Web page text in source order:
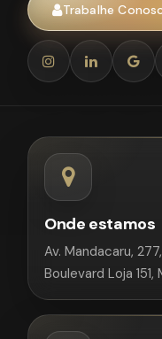
Trabalhe
Onde estamos
Av. Mandacaru,
Boulevard Loja 151,